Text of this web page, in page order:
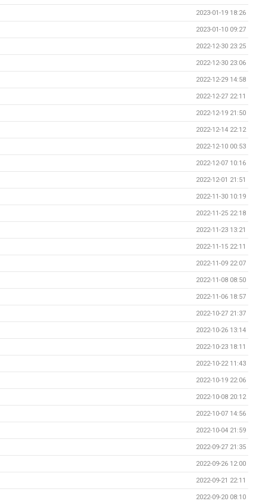
2023-01-19 18:26
2023-01-10 09:27
2022-12-30 23:25
2022-12-30 23:06
2022-12-29 14:58
2022-12-27 22:11
2022-12-19 21:50
2022-12-14 22:12
2022-12-10 00:53
2022-12-07 10:16
2022-12-01 21:51
2022-11-30 10:19
2022-11-25 22:18
2022-11-23 13:21
2022-11-15 22:11
2022-11-09 22:07
2022-11-08 08:50
2022-11-06 18:57
2022-10-27 21:37
2022-10-26 13:14
2022-10-23 18:11
2022-10-22 11:43
2022-10-19 22:06
2022-10-08 20:12
2022-10-07 14:56
2022-10-04 21:59
2022-09-27 21:35
2022-09-26 12:00
2022-09-21 22:11
2022-09-20 08:10